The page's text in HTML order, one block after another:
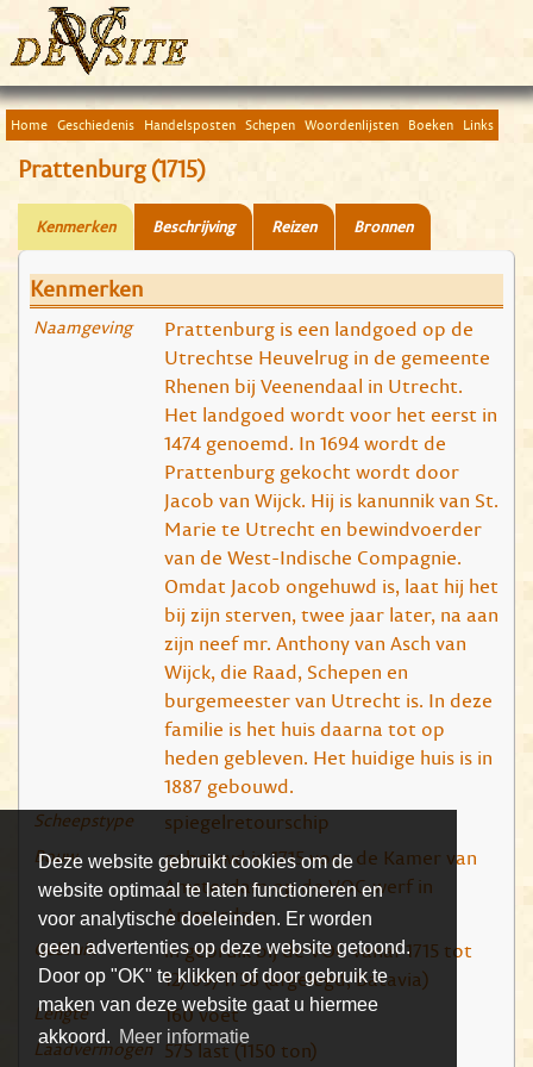
Deze website gebruikt cookies om de
website optimaal te laten functioneren en
voor analytische doeleinden. Er worden
geen advertenties op deze website getoond.
Door op "OK" te klikken of door gebruik te
maken van deze website gaat u hiermee
akkoord. Meer informatie
Home Geschiedenis Handelsposten Schepen Woordenlijsten Boeken Links
Prattenburg (1715)
Kenmerken Beschrijving Reizen Bronnen
Kenmerken
Naamgeving
Prattenburg is een landgoed op de
Utrechtse Heuvelrug in de gemeente
Rhenen bij Veenendaal in Utrecht.
Het landgoed wordt voor het eerst in
1474 genoemd. In 1694 wordt de
Prattenburg gekocht wordt door
Jacob van Wijck. Hij is kanunnik van St.
Marie te Utrecht en bewindvoerder
van de West-Indische Compagnie.
Omdat Jacob ongehuwd is, laat hij het
bij zijn sterven, twee jaar later, na aan
zijn neef mr. Anthony van Asch van
Wijck, die Raad, Schepen en
burgemeester van Utrecht is. In deze
familie is het huis daarna tot op
heden gebleven. Het huidige huis is in
1887 gebouwd.
Scheepstype spiegelretourschip
Bouw
gebouwd in 1715 voor de Kamer van
Amsterdam op de VOC-werf in
Amsterdam
Gebruik
in gebruik bij de VOC vanaf 1715 tot
12/09/1738 (afgelegd, Batavia)
Lengte 160 voet
Laadvermogen 575 last (1150 ton)